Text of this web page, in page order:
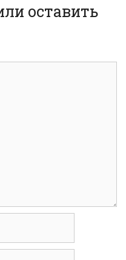
оставить